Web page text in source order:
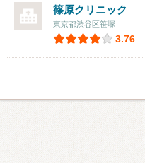
篠原クリニック
東京都渋谷区笹塚
3.76